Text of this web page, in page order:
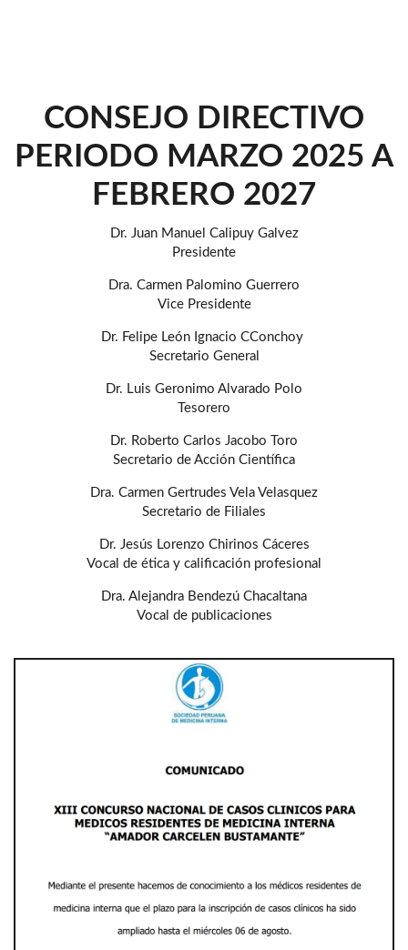
CONSEJO DIRECTIVO
PERIODO MARZO 2025 A
FEBRERO 2027
Dr. Juan Manuel Calipuy Galvez
Presidente
Dra. Carmen Palomino Guerrero
Vice Presidente
Dr. Felipe León Ignacio CConchoy
Secretario General
Dr. Luis Geronimo Alvarado Polo
Tesorero
Dr. Roberto Carlos Jacobo Toro
Secretario de Acción Científica
Dra. Carmen Gertrudes Vela Velasquez
Secretario de Filiales
Dr. Jesús Lorenzo Chirinos Cáceres
Vocal de ética y calificación profesional
Dra. Alejandra Bendezú Chacaltana
Vocal de publicaciones